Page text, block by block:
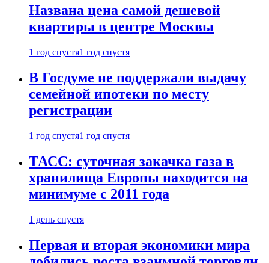
Названа цена самой дешевой
квартиры в центре Москвы
1 год спустя1 год спустя
В Госдуме не поддержали выдачу
семейной ипотеки по месту
регистрации
1 год спустя1 год спустя
ТАСС: суточная закачка газа в
хранилища Европы находится на
минимуме с 2011 года
1 день спустя
Первая и вторая экономики мира